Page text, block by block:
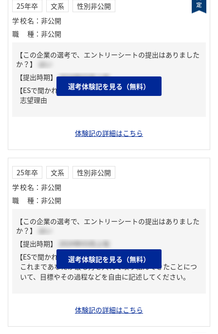
25年卒 文系
性別非公開
学校名 ： 非公開
職種 ： 非公開
【この企業の選考で、エントリーシートの提出はありました
か？】
はい
【提出時期】 2024年03月上旬
【ESで聞かれた質問】
志望理由
体験記の詳細はこちら
選考体験記を見る（無料）
25年卒 文系
性別非公開
学校名 ： 非公開
職種 ： 非公開
【この企業の選考で、エントリーシートの提出はありました
か？】
はい
【提出時期】
2024年03月上旬
【ESで聞かれた質問】
これまであなたが最も力を入れて取り組んできたことにつ
いて、目標やその過程などを自由に記述してください。
体験記の詳細はこちら
選考体験記を見る（無料）